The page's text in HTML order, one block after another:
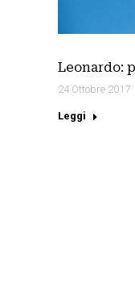
Leonardo:
24 Ottobre 2017
Leggi